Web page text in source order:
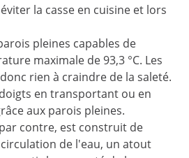
la casse en cuisine et lors
pleines capables de
maximale de 93,3 °C. Les
rien à craindre de la saleté.
en transportant ou en
aux parois pleines.
contre, est construit de
de l'eau, un atout